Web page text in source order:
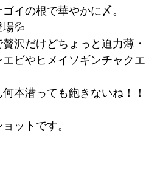
イの根で華やかに〆。
場💦
沢だけどちょっと迫力薄
ビやヒメイソギンチャク
本潜っても飽きないね！！
ットです。